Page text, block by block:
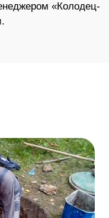
«Колодец-